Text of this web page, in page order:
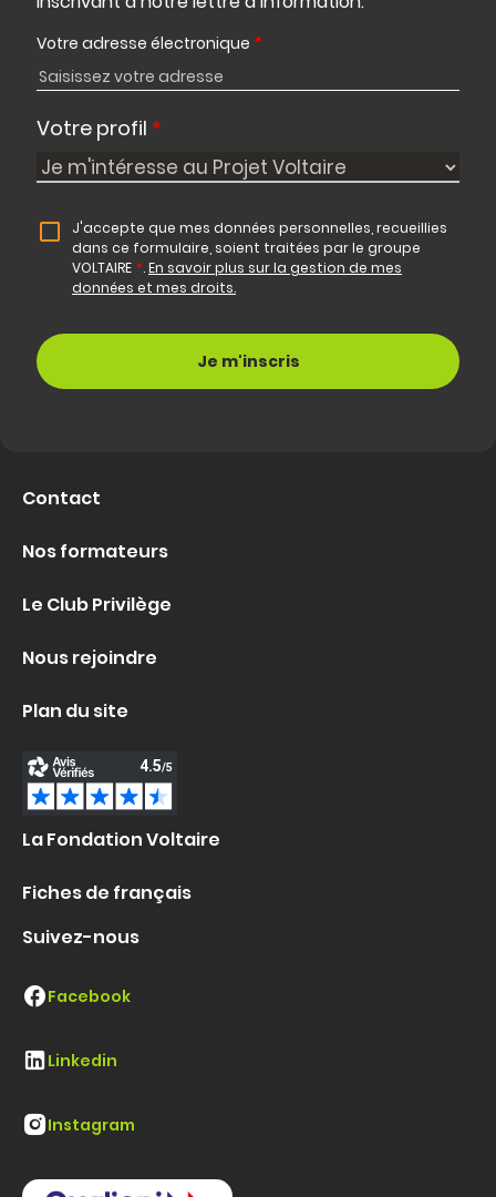
Votre adresse électronique *
Votre profil *
J'accepte que mes données personnelles, recueillies
dans ce formulaire, soient traitées par le groupe
VOLTAIRE *.En savoir plus sur la gestion de mes
données et mes droits.
Contact
Nos formateurs
Le Club Privilège
Nous rejoindre
Plan du site
La Fondation Voltaire
Fiches de français
Suivez-nous
Facebook
Linkedin
Instagram